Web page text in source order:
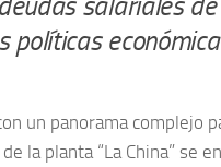
políticas
un panorama complejo
la planta “La China” se